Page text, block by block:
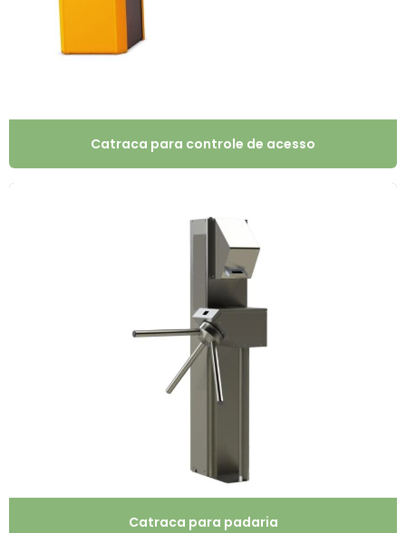
Catraca para controle de acesso
Catraca para padaria